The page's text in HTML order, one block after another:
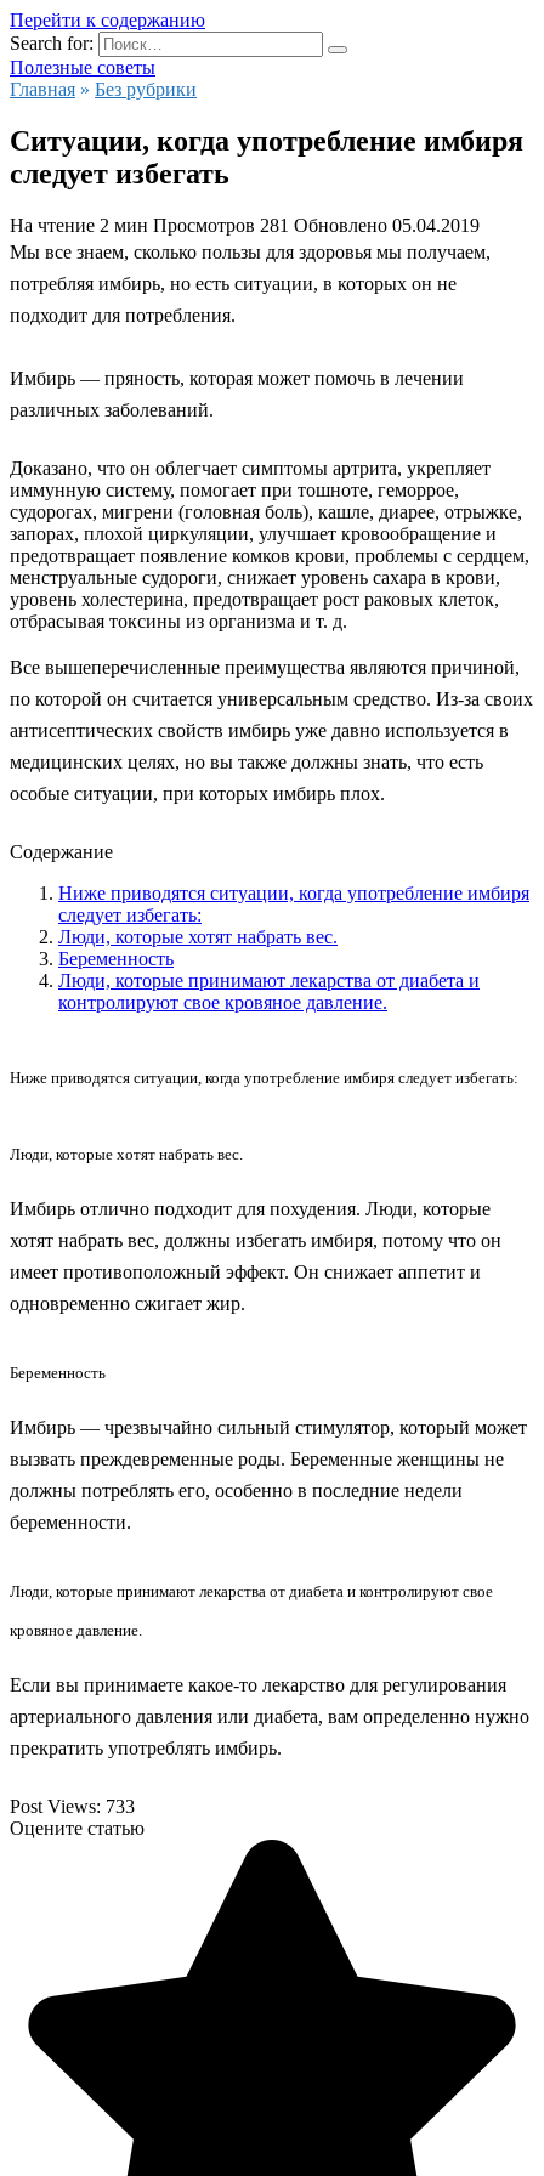
Перейти к содержанию
Search for:
Полезные советы
Главная » Без рубрики
Ситуации, когда употребление имбиря
следует избегать
На чтение 2 мин Просмотров 281 Обновлено 05.04.2019
Мы все знаем, сколько пользы для здоровья мы получаем,
потребляя имбирь, но есть ситуации, в которых он не
подходит для потребления.
Имбирь — пряность, которая может помочь в лечении
различных заболеваний.
Доказано, что он облегчает симптомы артрита, укрепляет
иммунную систему, помогает при тошноте, геморрое,
судорогах, мигрени (головная боль), кашле, диарее, отрыжке,
запорах, плохой циркуляции, улучшает кровообращение и
предотвращает появление комков крови, проблемы с сердцем,
менструальные судороги, снижает уровень сахара в крови,
уровень холестерина, предотвращает рост раковых клеток,
отбрасывая токсины из организма и т. д.
Все вышеперечисленные преимущества являются причиной,
по которой он считается универсальным средство. Из-за своих
антисептических свойств имбирь уже давно используется в
медицинских целях, но вы также должны знать, что есть
особые ситуации, при которых имбирь плох.
Содержание
Ниже приводятся ситуации, когда употребление имбиря
следует избегать:
Люди, которые хотят набрать вес.
Беременность
Люди, которые принимают лекарства от диабета и
контролируют свое кровяное давление.
Ниже приводятся ситуации, когда употребление имбиря следует избегать:
Люди, которые хотят набрать вес.
Имбирь отлично подходит для похудения. Люди, которые
хотят набрать вес, должны избегать имбиря, потому что он
имеет противоположный эффект. Он снижает аппетит и
одновременно сжигает жир.
Беременность
Имбирь — чрезвычайно сильный стимулятор, который может
вызвать преждевременные роды. Беременные женщины не
должны потреблять его, особенно в последние недели
беременности.
Люди, которые принимают лекарства от диабета и контролируют свое
кровяное давление.
Если вы принимаете какое-то лекарство для регулирования
артериального давления или диабета, вам определенно нужно
прекратить употреблять имбирь.
Post Views: 733
Оцените статью